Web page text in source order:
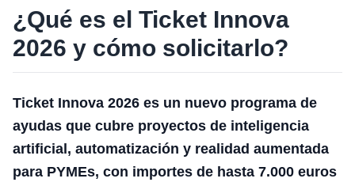
¿Qué es el Ticket Innova
2026 y cómo solicitarlo?
Ticket Innova 2026 es un nuevo programa de
ayudas que cubre proyectos de inteligencia
artificial, automatización y realidad aumentada
para PYMEs, con importes de hasta 7.000 euros